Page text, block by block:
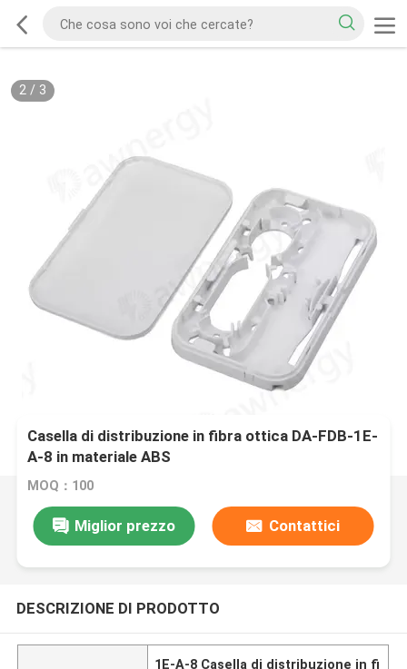
2/ 3
Casella di distribuzione in fibra ottica DA-FDB-1E-
A-8 in materiale ABS
MOQ：100
Miglior prezzo Contattici
DESCRIZIONE DI PRODOTTO
1E-A-8 Casella di distribuzione in fi